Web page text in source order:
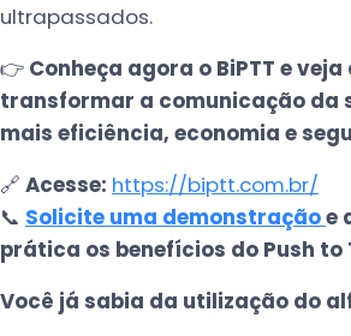
ultrapassados.
👉 Conheça agora o BiPTT e veja
transformar a comunicação da
mais eficiência, economia e
🔗 Acesse: https://biptt.com.br/
📞 Solicite uma demonstraçãoe
prática os benefícios do Push
Você já sabia da utilização do